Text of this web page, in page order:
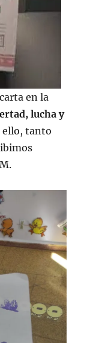
en la
lucha y
ello, tanto